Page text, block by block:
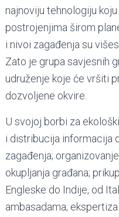
najnoviju tehnologiju
postrojenjima širom
i nivoi zagađenja su
Zato je grupa savjesnih
udruženje koje će vršiti
dozvoljene okvire.
U svojoj borbi za
i distribucija informacija
zagađenja;
okupljanja građana;
Engleske do Indije, od
ambasadama;